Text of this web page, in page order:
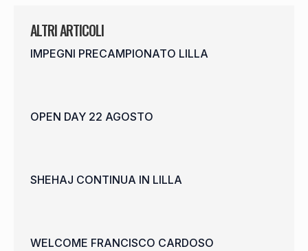
ALTRI ARTICOLI
IMPEGNI PRECAMPIONATO LILLA
OPEN DAY 22 AGOSTO
SHEHAJ CONTINUA IN LILLA
WELCOME FRANCISCO CARDOSO